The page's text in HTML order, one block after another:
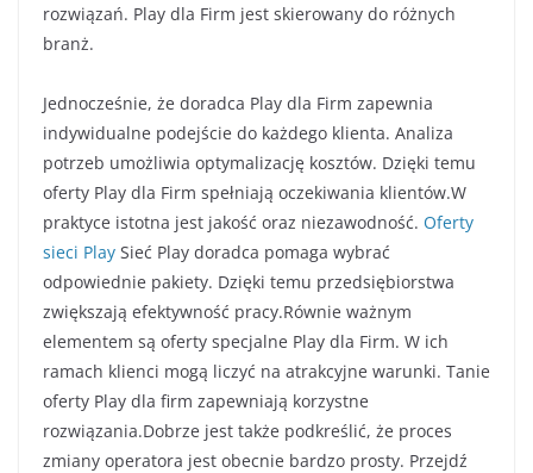
rozwiązań. Play dla Firm jest skierowany do różnych
branż.
Jednocześnie, że doradca Play dla Firm zapewnia
indywidualne podejście do każdego klienta. Analiza
potrzeb umożliwia optymalizację kosztów. Dzięki temu
oferty Play dla Firm spełniają oczekiwania klientów.W
praktyce istotna jest jakość oraz niezawodność. Oferty
sieci Play Sieć Play doradca pomaga wybrać
odpowiednie pakiety. Dzięki temu przedsiębiorstwa
zwiększają efektywność pracy.Równie ważnym
elementem są oferty specjalne Play dla Firm. W ich
ramach klienci mogą liczyć na atrakcyjne warunki. Tanie
oferty Play dla firm zapewniają korzystne
rozwiązania.Dobrze jest także podkreślić, że proces
zmiany operatora jest obecnie bardzo prosty. Przejdź